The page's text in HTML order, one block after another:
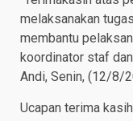
melaksanakan
membantu
koordinator staf
Andi, Senin, (12/8/
Ucapan terima